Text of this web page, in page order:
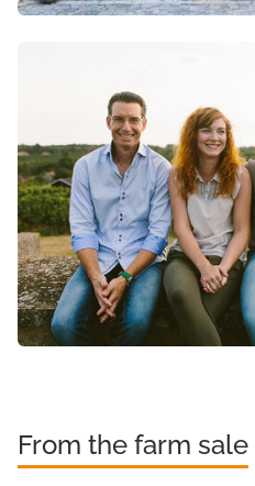
From the farm sale